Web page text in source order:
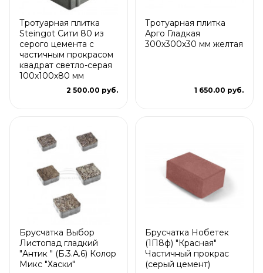
Тротуарная плитка
Steingot Сити 80 из
серого цемента с
частичным прокрасом
квадрат светло-серая
100х100х80 мм
2 500.00 руб.
Тротуарная плитка
Арго Гладкая
300x300x30 мм желтая
1 650.00 руб.
Брусчатка Выбор
Листопад гладкий
"Антик " (Б.3.А.6) Колор
Микс "Хаски"
Брусчатка Нобетек
(1П8ф) "Красная"
Частичный прокрас
(серый цемент)